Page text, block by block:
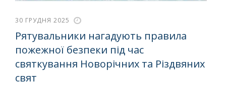
30 ГРУДНЯ 2025
Рятувальники нагадують правила
пожежної безпеки під час
святкування Новорічних та Різдвяних
свят